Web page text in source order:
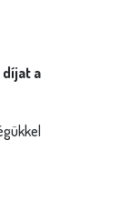
a